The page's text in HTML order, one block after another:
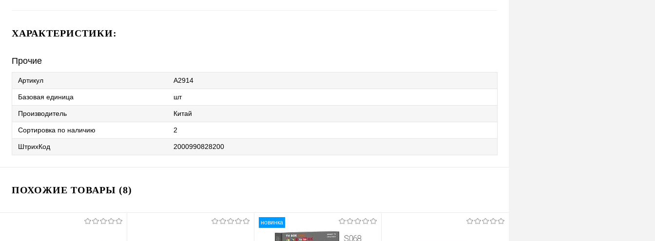
ХАРАКТЕРИСТИКИ:
Прочие
Артикул A2914
Базовая единица шт
Производитель Китай
Сортировка по наличию 2
ШтрихКод 2000990828200
ПОХОЖИЕ ТОВАРЫ (8)
новинка